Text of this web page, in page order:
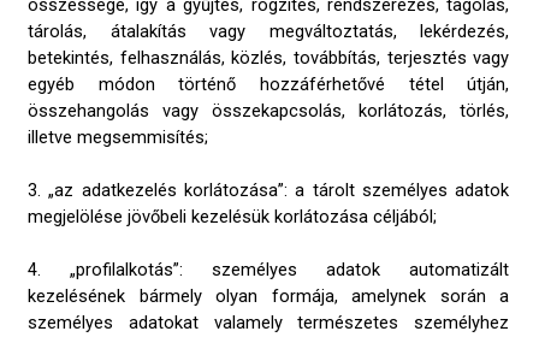
összessége, így a gyűjtés, rögzítés, rendszerezés, tagolás,
tárolás, átalakítás vagy megváltoztatás, lekérdezés,
betekintés, felhasználás, közlés, továbbítás, terjesztés vagy
egyéb módon történő hozzáférhetővé tétel útján,
összehangolás vagy összekapcsolás, korlátozás, törlés,
illetve megsemmisítés;
3. „az adatkezelés korlátozása”: a tárolt személyes adatok
megjelölése jövőbeli kezelésük korlátozása céljából;
4. „profilalkotás”: személyes adatok automatizált
kezelésének bármely olyan formája, amelynek során a
személyes adatokat valamely természetes személyhez